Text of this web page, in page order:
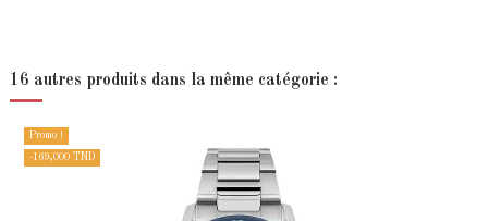
16 autres produits dans la même catégorie :
Promo !
-169,000 TND